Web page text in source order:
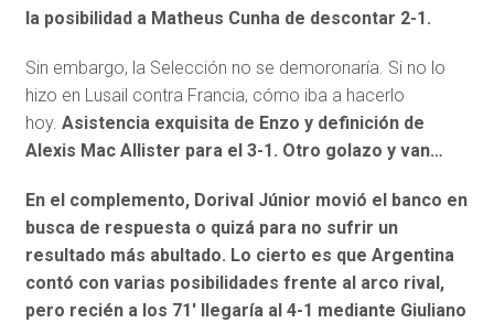
la posibilidad a Matheus Cunha de descontar 2-1.
Sin embargo, la Selección no se demoronaría. Si no lo
hizo en Lusail contra Francia, cómo iba a hacerlo
hoy. Asistencia exquisita de Enzo y definición de
Alexis Mac Allister para el 3-1. Otro golazo y van…
En el complemento, Dorival Júnior movió el banco en
busca de respuesta o quizá para no sufrir un
resultado más abultado. Lo cierto es que Argentina
contó con varias posibilidades frente al arco rival,
pero recién a los 71′ llegaría al 4-1 mediante Giuliano